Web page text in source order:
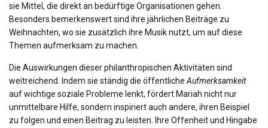
sie Mittel, die direkt an bedürftige Organisationen gehen.
Besonders bemerkenswert sind ihre jährlichen Beiträge zu
Weihnachten, wo sie zusätzlich ihre Musik nutzt, um auf diese
Themen aufmerksam zu machen.
Die Auswirkungen dieser philanthropischen Aktivitäten sind
weitreichend. Indem sie ständig die öffentliche Aufmerksamkeit
auf wichtige soziale Probleme lenkt, fördert Mariah nicht nur
unmittelbare Hilfe, sondern inspiriert auch andere, ihren Beispiel
zu folgen und einen Beitrag zu leisten. Ihre Offenheit und Hingabe